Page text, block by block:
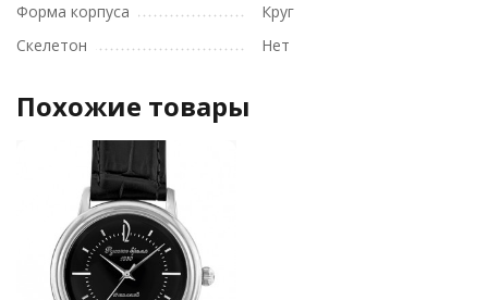
Форма корпуса
Круг
Скелетон
Нет
Похожие товары